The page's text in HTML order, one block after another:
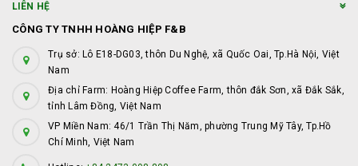
LIÊN HỆ
CÔNG TY TNHH HOÀNG HIỆP F&B
Trụ sở: Lô E18-DG03, thôn Du Nghệ, xã Quốc Oai, Tp.Hà Nội, Việt
Nam
Địa chỉ Farm: Hoàng Hiệp Coffee Farm, thôn đắk Sơn, xã Đắk Sắk,
tỉnh Lâm Đồng, Việt Nam
VP Miền Nam: 46/1 Trần Thị Năm, phường Trung Mỹ Tây, Tp.Hồ
Chí Minh, Việt Nam